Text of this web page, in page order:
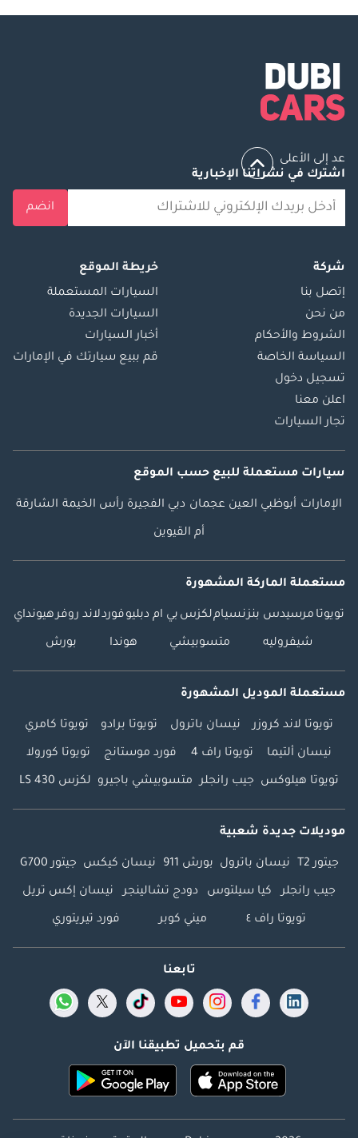
عد إلى الأعلى
اشترك في نشراتنا الإخبارية
انضم
شركة
إتصل بنا
من نحن
الشروط والأحكام
السياسة الخاصة
تسجيل دخول
اعلن معنا
تجار السيارات
خريطة الموقع
السيارات المستعملة
السيارات الجديدة
أخبار السيارات
قم ببيع سيارتك في الإمارات
سيارات مستعملة للبيع حسب الموقع
الإمارات أبوظبي العين عجمان دبي الفجيرة رأس الخيمة الشارقة
أم القيوين
مستعملة الماركة المشهورة
تويوتا مرسيدس بنزنسياملكزس بي ام دبليوفوردلاند روفرهيونداي
شيفروليه متسوبيشي هوندا بورش
مستعملة الموديل المشهورة
تويوتا لاند كروزر نيسان باترول تويوتا برادو تويوتا كامري
نيسان ألتيما تويوتا راف 4 فورد موستانج تويوتا كورولا
تويوتا هيلوكس جيب رانجلر متسوبيشي باجيرو لكزس LS 430
موديلات جديدة شعبية
جيتور T2 نيسان باترول بورش 911 نيسان كيكس جيتور G700
جيب رانجلر كيا سيلتوس دودج تشالينجر نيسان إكس تريل
تويوتا راف ٤ ميني كوبر فورد تيريتوري
تابعنا
قم بتحميل تطبيقنا الآن